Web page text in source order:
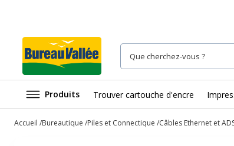
Produits Trouver cartouche d'encre
Accueil Bureautique Piles et Connectique Câbles Ethernet et